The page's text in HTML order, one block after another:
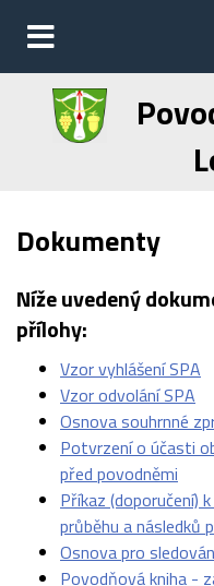
Dokumenty
Níže uvedený
přílohy:
Vzor vyhlášení SPA
Vzor odvolání SPA
Osnova souhrnné
Potvrzení o účasti
před povodněmi
Příkaz (doporučení)
průběhu a následků
Osnova pro
Povodňová kniha -